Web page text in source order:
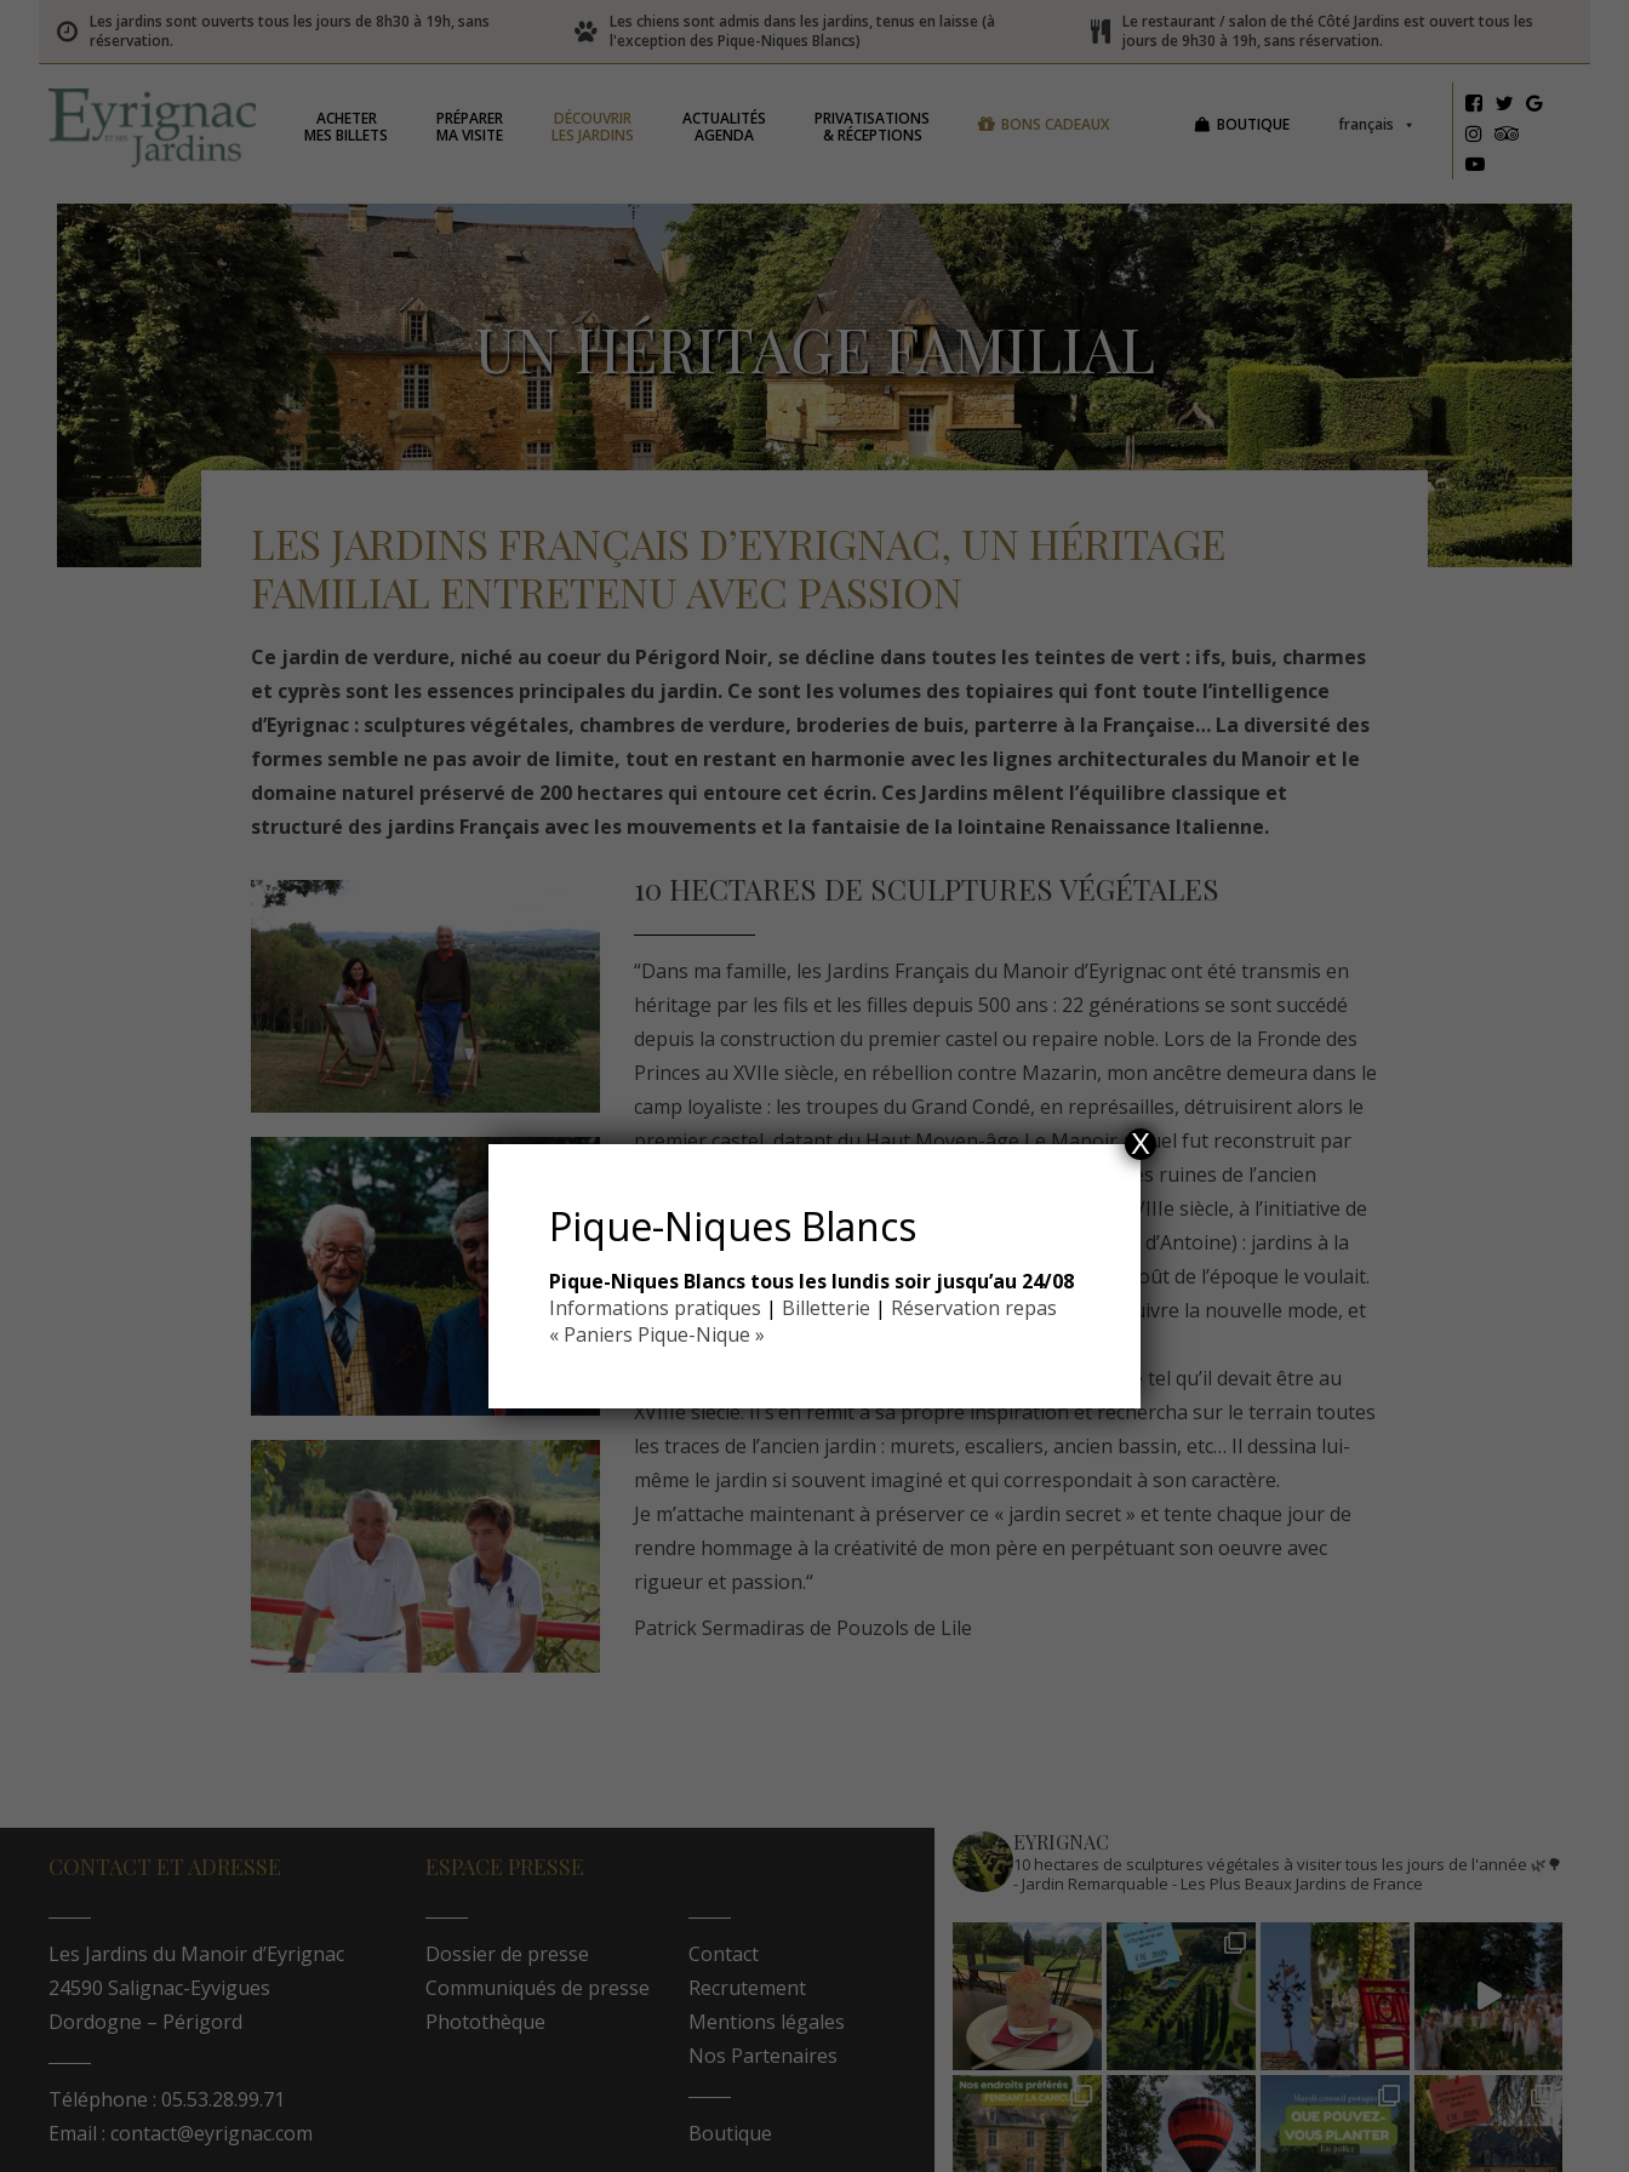
Les jardins sont ouverts tous les jours de 8h30 à 19h, sans
réservation.
Les chiens sont admis dans les jardins, tenus en laisse (à
l'exception des Pique-Niques Blancs)
Le restaurant / salon de thé Côté Jardins est ouvert tous les
jours de 9h30 à 19h, sans réservation.
ACHETER
MES BILLETS
PRÉPARER
MA VISITE
DÉCOUVRIR
LES JARDINS
ACTUALITÉS
AGENDA
PRIVATISATIONS
& RÉCEPTIONS
français
BOUTIQUE
BONS CADEAUX
UN HÉRITAGE FAMILIAL
LES JARDINS FRANÇAIS D’EYRIGNAC, UN HÉRITAGE
FAMILIAL ENTRETENU AVEC PASSION
Ce jardin de verdure, niché au coeur du Périgord Noir, se décline dans toutes les teintes de vert : ifs, buis, charmes
et cyprès sont les essences principales du jardin. Ce sont les volumes des topiaires qui font toute l’intelligence
d’Eyrignac : sculptures végétales, chambres de verdure, broderies de buis, parterre à la Française… La diversité des
formes semble ne pas avoir de limite, tout en restant en harmonie avec les lignes architecturales du Manoir et le
domaine naturel préservé de 200 hectares qui entoure cet écrin. Ces Jardins mêlent l’équilibre classique et
structuré des jardins Français avec les mouvements et la fantaisie de la lointaine Renaissance Italienne.
10 HECTARES DE SCULPTURES VÉGÉTALES
“Dans ma famille, les Jardins Français du Manoir d’Eyrignac ont été transmis en
héritage par les fils et les filles depuis 500 ans : 22 générations se sont succédé
depuis la construction du premier castel ou repaire noble. Lors de la Fronde des
Princes au XVIIe siècle, en rébellion contre Mazarin, mon ancêtre demeura dans le
camp loyaliste : les troupes du Grand Condé, en représailles, détruisirent alors le
premier castel, datant du Haut Moyen-âge Le Manoir actuel fut reconstruit par
Antoine de Costes de la Calprenède au XVIIe siècle sur les ruines de l’ancien
repaire noble. Les premiers jardins ont été conçus au XVIIIe siècle, à l’initiative de
Louis-Antoine Gabriel de la Calprenède (arrière petit fils d’Antoine) : jardins à la
Française inspirés par ceux des villas d’Italie comme le goût de l’époque le voulait.
Ils furent complètement remaniés au XIXe siècle pour suivre la nouvelle mode, et
devinrent un parc à l’anglaise.
Mon père, Gilles Sermadiras, a souhaité lui redonner vie tel qu’il devait être au
XVIIIe siècle. Il s’en remit à sa propre inspiration et rechercha sur le terrain toutes
les traces de l’ancien jardin : murets, escaliers, ancien bassin, etc… Il dessina lui-
même le jardin si souvent imaginé et qui correspondait à son caractère.
Je m’attache maintenant à préserver ce « jardin secret » et tente chaque jour de
rendre hommage à la créativité de mon père en perpétuant son oeuvre avec
rigueur et passion.“
Patrick Sermadiras de Pouzols de Lile
CONTACT ET ADRESSE
Les Jardins du Manoir d’Eyrignac
24590 Salignac-Eyvigues
Dordogne – Périgord
Téléphone : 05.53.28.99.71
Email : contact@eyrignac.com
ESPACE PRESSE
Dossier de presse
Communiqués de presse
Photothèque
Contact
Recrutement
Mentions légales
Nos Partenaires
Boutique
EYRIGNAC
10 hectares de sculptures végétales à visiter tous les jours de l'année 🌿🌳
- Jardin Remarquable- Les Plus Beaux Jardins de France
Pique-Niques Blancs
Pique-Niques Blancs tous les lundis soir jusqu’au 24/08
Informations pratiques | Billetterie | Réservation repas
« Paniers Pique-Nique »
X